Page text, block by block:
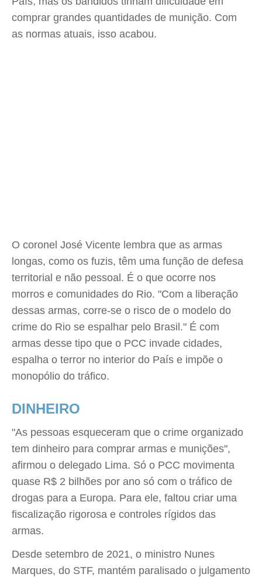
comprar grandes quantidades de munição. Com
as normas atuais, isso acabou.
O coronel José Vicente lembra que as armas
longas, como os fuzis, têm uma função de defesa
territorial e não pessoal. É o que ocorre nos
morros e comunidades do Rio. "Com a liberação
dessas armas, corre-se o risco de o modelo do
crime do Rio se espalhar pelo Brasil." É com
armas desse tipo que o PCC invade cidades,
espalha o terror no interior do País e impõe o
monopólio do tráfico.
DINHEIRO
"As pessoas esqueceram que o crime organizado
tem dinheiro para comprar armas e munições",
afirmou o delegado Lima. Só o PCC movimenta
quase R$ 2 bilhões por ano só com o tráfico de
drogas para a Europa. Para ele, faltou criar uma
fiscalização rigorosa e controles rígidos das
armas.
Desde setembro de 2021, o ministro Nunes
Marques, do STF, mantém paralisado o julgamento